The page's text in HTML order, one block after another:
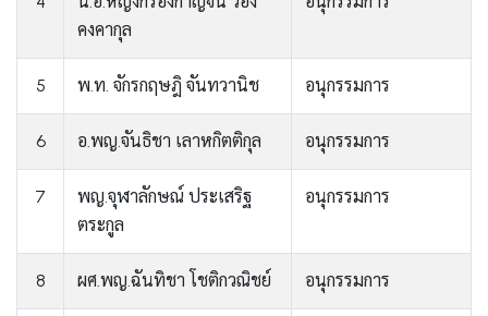
คงคากุล
5 พ.ท. จักรกฤษฎิ จันทวานิช อนุกรรมการ
6 อ.พญ.จันธิชา เลาหกิตติกุล อนุกรรมการ
7
พญ.จุฬาลักษณ์ ประเสริฐ
ตระกูล
อนุกรรมการ
8 ผศ.พญ.ฉันทิชา โชติกวณิชย์ อนุกรรมการ